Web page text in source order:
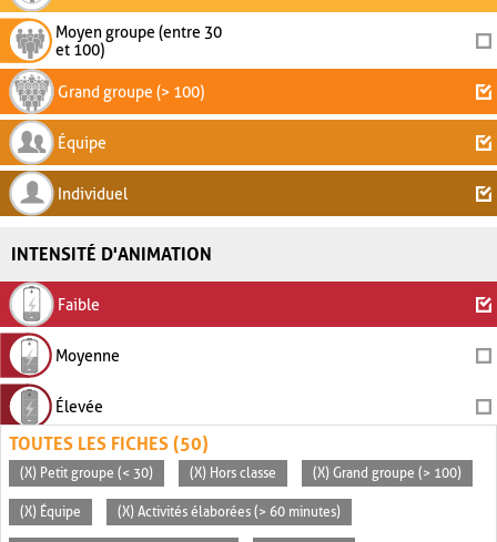
Moyen groupe (entre 30
et 100)
Grand groupe (> 100)
Équipe
Individuel
INTENSITÉ D'ANIMATION
Faible
Moyenne
Élevée
TOUTES LES FICHES (50)
(X) Petit groupe (< 30) (X) Hors classe (X) Grand groupe (> 100)
(X) Équipe (X) Activités élaborées (> 60 minutes)